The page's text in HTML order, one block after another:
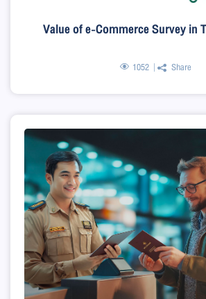
Value of e-Commerce Survey in
1052 Share